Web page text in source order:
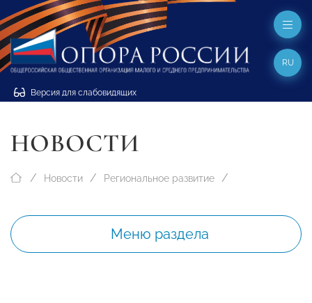
Версия для слабовидящих
RU
НОВОСТИ
Новости Региональное развитие
Меню раздела